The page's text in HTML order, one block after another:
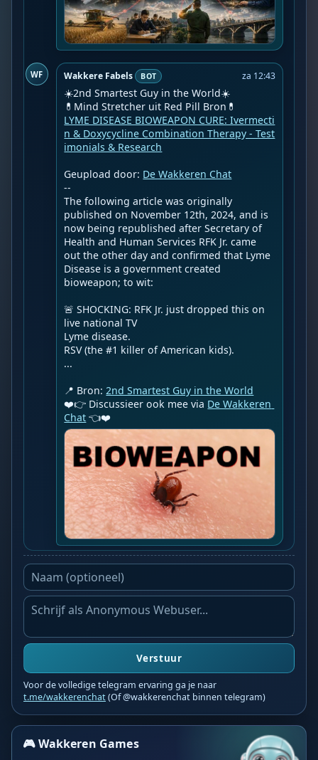
WF Wakkere Fabels BOT za 12:43
☀️2nd Smartest Guy in the World☀️
LYME DISEASE BIOWEAPON CURE: Ivermecti
n & Doxycycline Combination Therapy - Test
imonials & Research
Geupload door: De Wakkeren Chat
--
The following article was originally
published on November 12th, 2024, and is
now being republished after Secretary of
Health and Human Services RFK Jr. came
out the other day and confirmed that Lyme
Disease is a government created
bioweapon; to wit:
🚨 SHOCKING: RFK Jr. just dropped this on
live national TV
Lyme disease.
RSV (the #1 killer of American kids).
...
📍 Bron: 2nd Smartest Guy in the World
❤️👉 Discussieer ook mee via De Wakkeren
Chat 👈❤️
Verstuur
Voor de volledige telegram ervaring ga je naar
t.me/wakkerenchat(Of @wakkerenchat binnen telegram)
🎮 Wakkeren Games